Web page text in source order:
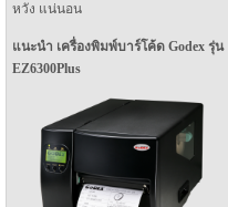
หวัง แน่นอน
แนะนำ เครื่องพิมพ์บาร์โค้ด Godex รุ่น
EZ6300Plus